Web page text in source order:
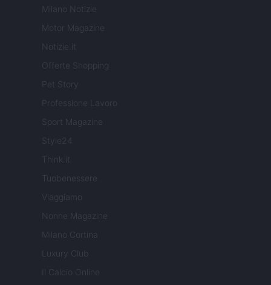
Milano Notizie
Motor Magazine
Notizie.it
Offerte Shopping
Pet Story
Professione Lavoro
Sport Magazine
Style24
Think.it
Tuobenessere
Viaggiamo
Nonne Magazine
Milano Cortina
Luxury Club
Il Calcio Online